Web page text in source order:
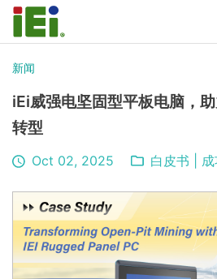
新闻
iEi威强电坚固型平板电脑，
转型
Oct 02, 2025 白皮书